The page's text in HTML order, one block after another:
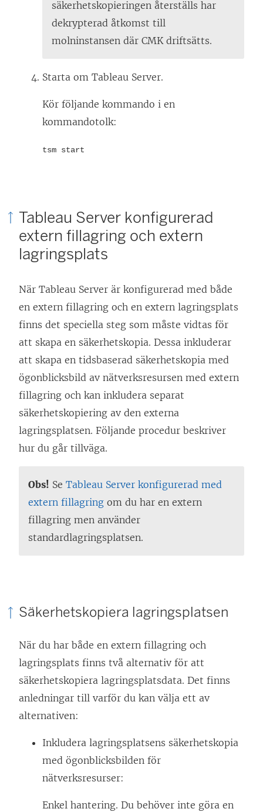
säkerhetskopieringen återställs har
dekrypterad åtkomst till
molninstansen där CMK driftsätts.
Starta om Tableau Server.
Kör följande kommando i en
kommandotolk:
tsm start
Tableau Server konfigurerad
extern fillagring och extern
lagringsplats
När Tableau Server är konfigurerad med både
en extern fillagring och en extern lagringsplats
finns det speciella steg som måste vidtas för
att skapa en säkerhetskopia. Dessa inkluderar
att skapa en tidsbaserad säkerhetskopia med
ögonblicksbild av nätverksresursen med extern
fillagring och kan inkludera separat
säkerhetskopiering av den externa
lagringsplatsen. Följande procedur beskriver
hur du går tillväga.
Obs! Se Tableau Server konfigurerad med
extern fillagring om du har en extern
fillagring men använder
standardlagringsplatsen.
Säkerhetskopiera lagringsplatsen
När du har både en extern fillagring och
lagringsplats finns två alternativ för att
säkerhetskopiera lagringsplatsdata. Det finns
anledningar till varför du kan välja ett av
alternativen:
Inkludera lagringsplatsens säkerhetskopia
med ögonblicksbilden för
nätverksresurser:
Enkel hantering. Du behöver inte göra en